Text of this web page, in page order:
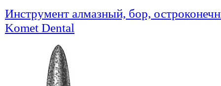
Инструмент алмазный, бор,
Komet Dental